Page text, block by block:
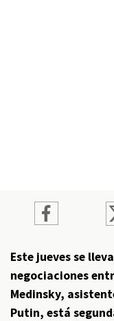
Este jueves se
negociaciones
Medinsky,
Putin, está